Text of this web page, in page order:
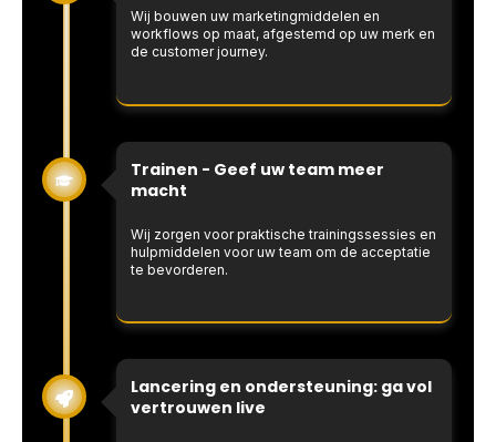
Wij bouwen uw marketingmiddelen en
workflows op maat, afgestemd op uw merk en
de customer journey.
Trainen - Geef uw team meer
macht
Wij zorgen voor praktische trainingssessies en
hulpmiddelen voor uw team om de acceptatie
te bevorderen.
Lancering en ondersteuning: ga vol
vertrouwen live